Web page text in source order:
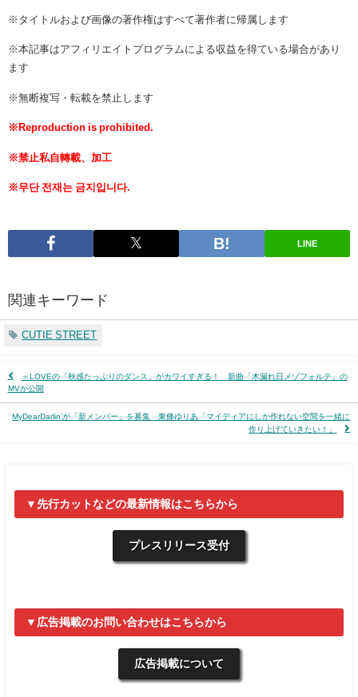
※タイトルおよび画像の著作権はすべて著作者に帰属します
※本記事はアフィリエイトプログラムによる収益を得ている場合があり
ます
※無断複写・転載を禁止します
※Reproduction is prohibited.
※禁止私自轉載、加工
※무단 전재는 금지입니다.
LINE
関連キーワード
CUTIE STREET
＝LOVEの「秋感たっぷりのダンス」がカワイすぎる！ 新曲「木漏れ日メゾフォルテ」の
MVが公開
MyDearDarlin’が「新メンバー」を募集 東條ゆりあ「マイディアにしか作れない空間を一緒に
作り上げていきたい！」
▼先行カットなどの最新情報はこちらから
プレスリリース受付
▼広告掲載のお問い合わせはこちらから
広告掲載について